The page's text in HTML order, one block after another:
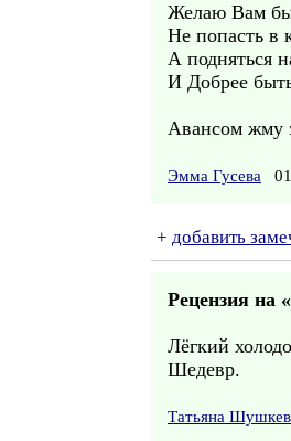
Желаю Вам
Не попасть в
А
И Добрее
Авансом жму
Эмма Гусева
+ добавить
Рецензия на «
Лёгкий
Шедевр.
Татьяна